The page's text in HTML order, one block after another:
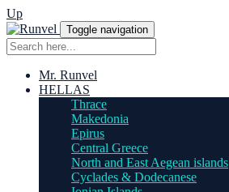
Up
Toggle navigation
Mr. Runvel
HELLAS
Thrace
Makedonia
Epirus
Central Greece
North and East Aegean islands
Cyclades & Dodecanese